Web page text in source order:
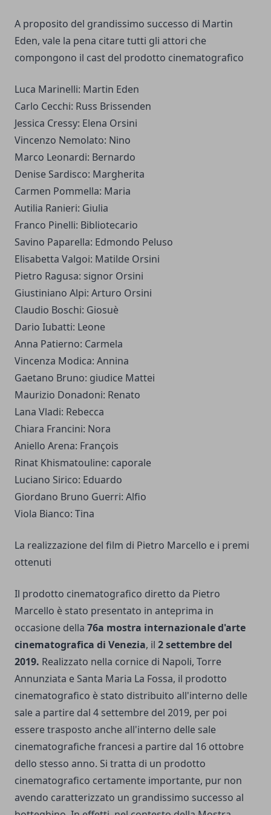
A proposito del grandissimo successo di Martin
Eden, vale la pena citare tutti gli attori che
compongono il cast del prodotto cinematografico
Luca Marinelli: Martin Eden
Carlo Cecchi: Russ Brissenden
Jessica Cressy: Elena Orsini
Vincenzo Nemolato: Nino
Marco Leonardi: Bernardo
Denise Sardisco: Margherita
Carmen Pommella: Maria
Autilia Ranieri: Giulia
Franco Pinelli: Bibliotecario
Savino Paparella: Edmondo Peluso
Elisabetta Valgoi: Matilde Orsini
Pietro Ragusa: signor Orsini
Giustiniano Alpi: Arturo Orsini
Claudio Boschi: Giosuè
Dario Iubatti: Leone
Anna Patierno: Carmela
Vincenza Modica: Annina
Gaetano Bruno: giudice Mattei
Maurizio Donadoni: Renato
Lana Vladi: Rebecca
Chiara Francini: Nora
Aniello Arena: François
Rinat Khismatouline: caporale
Luciano Sirico: Eduardo
Giordano Bruno Guerri: Alfio
Viola Bianco: Tina
La realizzazione del film di Pietro Marcello e i premi
ottenuti
Il prodotto cinematografico diretto da Pietro
Marcello è stato presentato in anteprima in
occasione della 76a mostra internazionale d'arte
cinematografica di Venezia, il 2 settembre del
2019. Realizzato nella cornice di Napoli, Torre
Annunziata e Santa Maria La Fossa, il prodotto
cinematografico è stato distribuito all'interno delle
sale a partire dal 4 settembre del 2019, per poi
essere trasposto anche all'interno delle sale
cinematografiche francesi a partire dal 16 ottobre
dello stesso anno. Si tratta di un prodotto
cinematografico certamente importante, pur non
avendo caratterizzato un grandissimo successo al